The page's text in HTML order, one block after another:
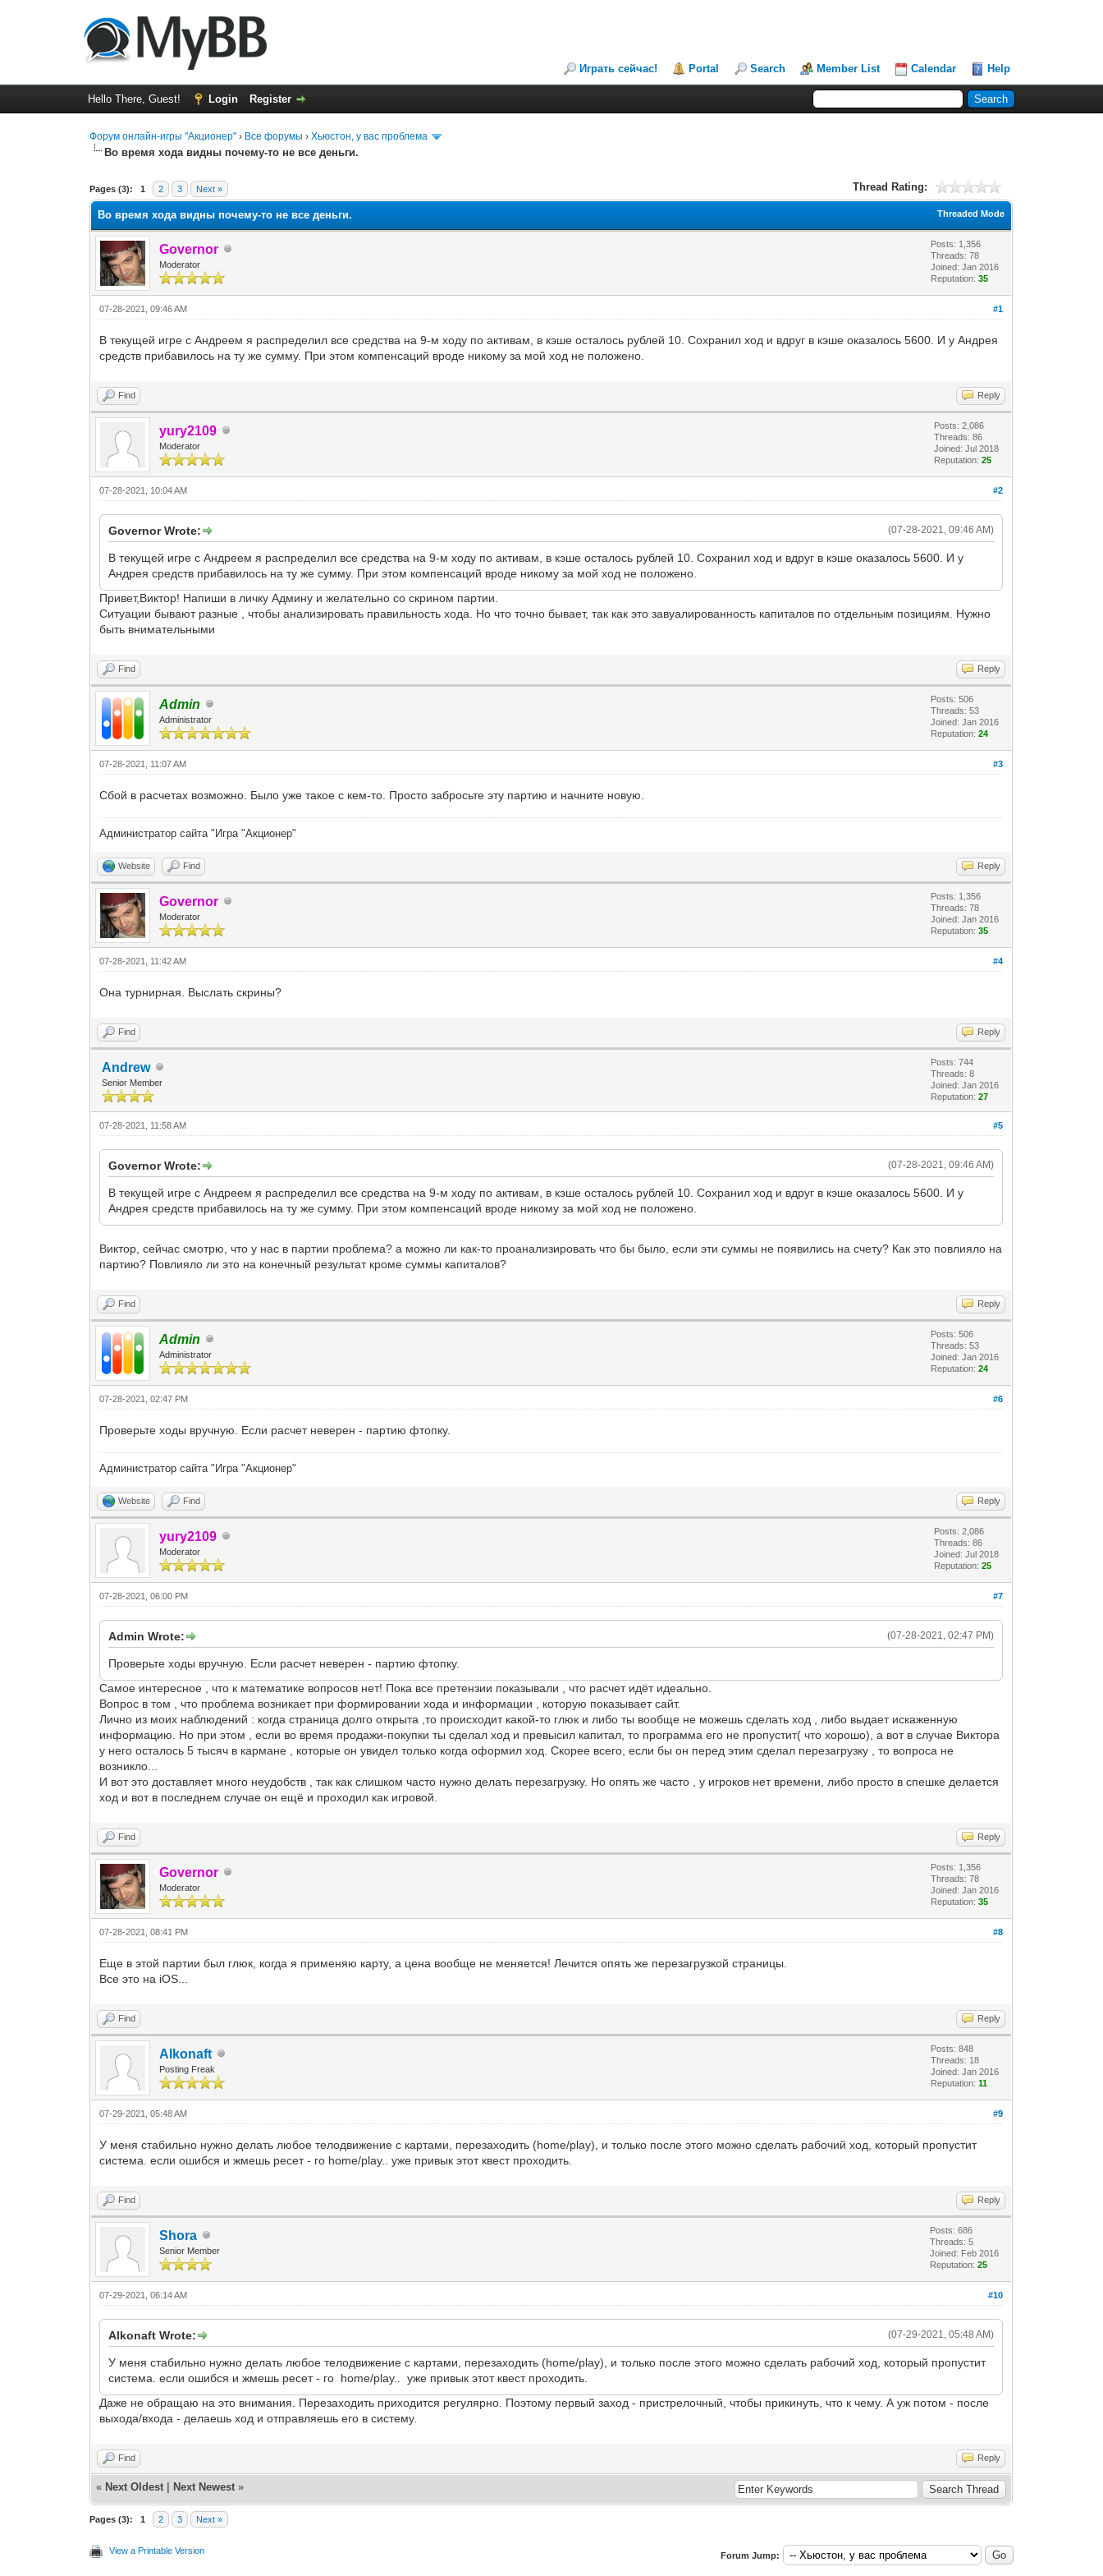
Играть сейчас! Portal Search Member List Calendar Help
Hello There, Guest! Login Register
Форум онлайн-игры "Акционер" › Все форумы ›Хьюстон, у вас проблема
Во время хода видны почему-то не все деньги.
Pages (3): 1 2 3 Next » Thread Rating:
0 Vote(s) - 0 Average
1
2
3
4
5
Threaded Mode
Во время хода видны почему-то не все деньги.
Governor
Moderator
Posts: 1,356
Threads: 78
Joined: Jan 2016
Reputation:35
#1
07-28-2021, 09:46 AM
В текущей игре с Андреем я распределил все средства на 9-м ходу по активам, в кэше осталось рублей 10. Сохранил ход и вдруг в кэше оказалось 5600. И у Андрея
средств прибавилось на ту же сумму. При этом компенсаций вроде никому за мой ход не положено.
Find Reply
yury2109
Moderator
Posts: 2,086
Threads: 86
Joined: Jul 2018
Reputation:25
#2
07-28-2021, 10:04 AM
(07-28-2021, 09:46 AM)
Governor Wrote:
В текущей игре с Андреем я распределил все средства на 9-м ходу по активам, в кэше осталось рублей 10. Сохранил ход и вдруг в кэше оказалось 5600. И у
Андрея средств прибавилось на ту же сумму. При этом компенсаций вроде никому за мой ход не положено.
Привет,Виктор! Напиши в личку Админу и желательно со скрином партии.
Ситуации бывают разные , чтобы анализировать правильность хода. Но что точно бывает, так как это завуалированность капиталов по отдельным позициям. Нужно
быть внимательными
Find Reply
Admin
Administrator
Posts: 506
Threads: 53
Joined: Jan 2016
Reputation:24
#3
07-28-2021, 11:07 AM
Сбой в расчетах возможно. Было уже такое с кем-то. Просто забросьте эту партию и начните новую.
Администратор сайта "Игра "Акционер"
Website Find Reply
Governor
Moderator
Posts: 1,356
Threads: 78
Joined: Jan 2016
Reputation:35
#4
07-28-2021, 11:42 AM
Она турнирная. Выслать скрины?
Find Reply
Andrew
Senior Member
Posts: 744
Threads: 8
Joined: Jan 2016
Reputation:27
#5
07-28-2021, 11:58 AM
(07-28-2021, 09:46 AM)
Governor Wrote:
В текущей игре с Андреем я распределил все средства на 9-м ходу по активам, в кэше осталось рублей 10. Сохранил ход и вдруг в кэше оказалось 5600. И у
Андрея средств прибавилось на ту же сумму. При этом компенсаций вроде никому за мой ход не положено.
Виктор, сейчас смотрю, что у нас в партии проблема? а можно ли как-то проанализировать что бы было, если эти суммы не появились на счету? Как это повлияло на
партию? Повлияло ли это на конечный результат кроме суммы капиталов?
Find Reply
Admin
Administrator
Posts: 506
Threads: 53
Joined: Jan 2016
Reputation:24
#6
07-28-2021, 02:47 PM
Проверьте ходы вручную. Если расчет неверен - партию фтопку.
Администратор сайта "Игра "Акционер"
Website Find Reply
yury2109
Moderator
Posts: 2,086
Threads: 86
Joined: Jul 2018
Reputation:25
#7
07-28-2021, 06:00 PM
(07-28-2021, 02:47 PM)
Admin Wrote:
Проверьте ходы вручную. Если расчет неверен - партию фтопку.
Самое интересное , что к математике вопросов нет! Пока все претензии показывали , что расчет идёт идеально.
Вопрос в том , что проблема возникает при формировании хода и информации , которую показывает сайт.
Лично из моих наблюдений : когда страница долго открыта ,то происходит какой-то глюк и либо ты вообще не можешь сделать ход , либо выдает искаженную
информацию. Но при этом , если во время продажи-покупки ты сделал ход и превысил капитал, то программа его не пропустит( что хорошо), а вот в случае Виктора
у него осталось 5 тысяч в кармане , которые он увидел только когда оформил ход. Скорее всего, если бы он перед этим сделал перезагрузку , то вопроса не
возникло...
И вот это доставляет много неудобств , так как слишком часто нужно делать перезагрузку. Но опять же часто , у игроков нет времени, либо просто в спешке делается
ход и вот в последнем случае он ещё и проходил как игровой.
Find Reply
Governor
Moderator
Posts: 1,356
Threads: 78
Joined: Jan 2016
Reputation:35
#8
07-28-2021, 08:41 PM
Еще в этой партии был глюк, когда я применяю карту, а цена вообще не меняется! Лечится опять же перезагрузкой страницы.
Все это на iOS...
Find Reply
Alkonaft
Posting Freak
Posts: 848
Threads: 18
Joined: Jan 2016
Reputation:11
#9
07-29-2021, 05:48 AM
У меня стабильно нужно делать любое телодвижение с картами, перезаходить (home/play), и только после этого можно сделать рабочий ход, который пропустит
система. если ошибся и жмешь ресет - го home/play.. уже привык этот квест проходить.
Find Reply
Shora
Senior Member
Posts: 686
Threads: 5
Joined: Feb 2016
Reputation:25
#10
07-29-2021, 06:14 AM
(07-29-2021, 05:48 AM)
Alkonaft Wrote:
У меня стабильно нужно делать любое телодвижение с картами, перезаходить (home/play), и только после этого можно сделать рабочий ход, который пропустит
система. если ошибся и жмешь ресет - го home/play.. уже привык этот квест проходить.
Даже не обращаю на это внимания. Перезаходить приходится регулярно. Поэтому первый заход - пристрелочный, чтобы прикинуть, что к чему. А уж потом - после
выхода/входа - делаешь ход и отправляешь его в систему.
Find Reply
« Next Oldest Next Newest »
Pages (3): 1 2 3 Next »
View a Printable Version Forum Jump: